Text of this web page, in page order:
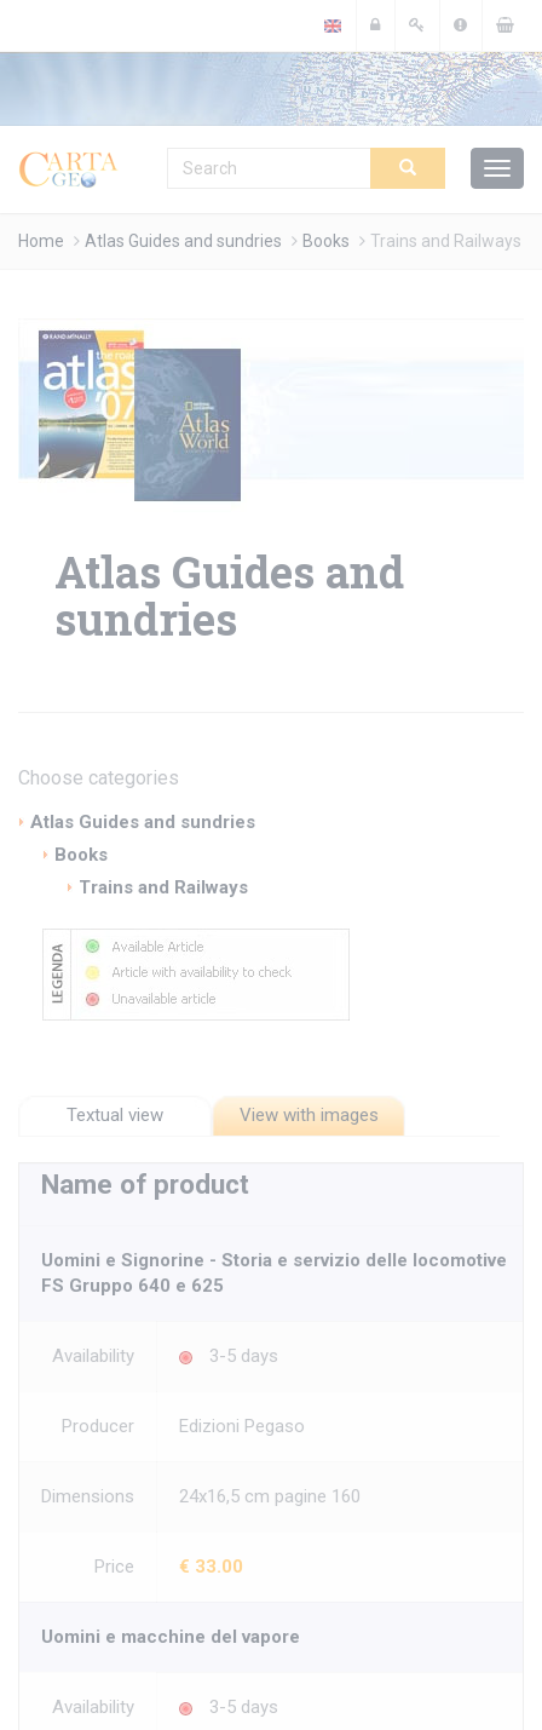
Home Atlas Guides and sundries Books Trains and Railways
Atlas Guides and
sundries
Choose categories
Atlas Guides and sundries
Books
Trains and Railways
Textual view View with images
Name of product
Uomini e Signorine - Storia e servizio delle locomotive
FS Gruppo 640 e 625
Availability 3-5 days
Producer Edizioni Pegaso
Dimensions 24x16,5 cm pagine 160
Price € 33.00
Uomini e macchine del vapore
Availability 3-5 days